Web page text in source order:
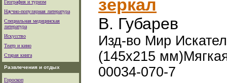
География и туризм
Научно-популярная литература
Специальная медицинская
литература
Искусство
Театр и кино
Старая книга
Развлечения и отдых
Гороскоп
зеркал
В. Губарев
Изд-во Мир
(145х215
00034-070-7